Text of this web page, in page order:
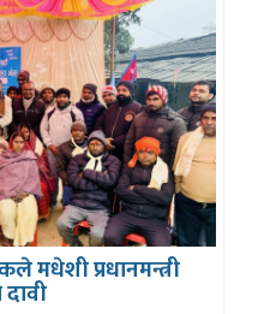
मधेशी प्रधानमन्त्री